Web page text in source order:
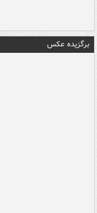
برگزیده عکس